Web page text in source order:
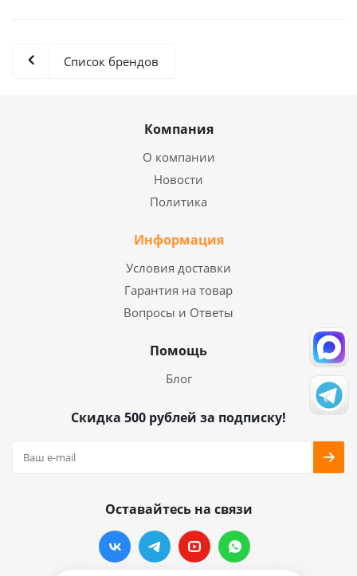
Список брендов
Компания
О компании
Новости
Политика
Информация
Условия доставки
Гарантия на товар
Вопросы и Ответы
Помощь
Блог
Скидка 500 рублей за подписку!
Оставайтесь на связи